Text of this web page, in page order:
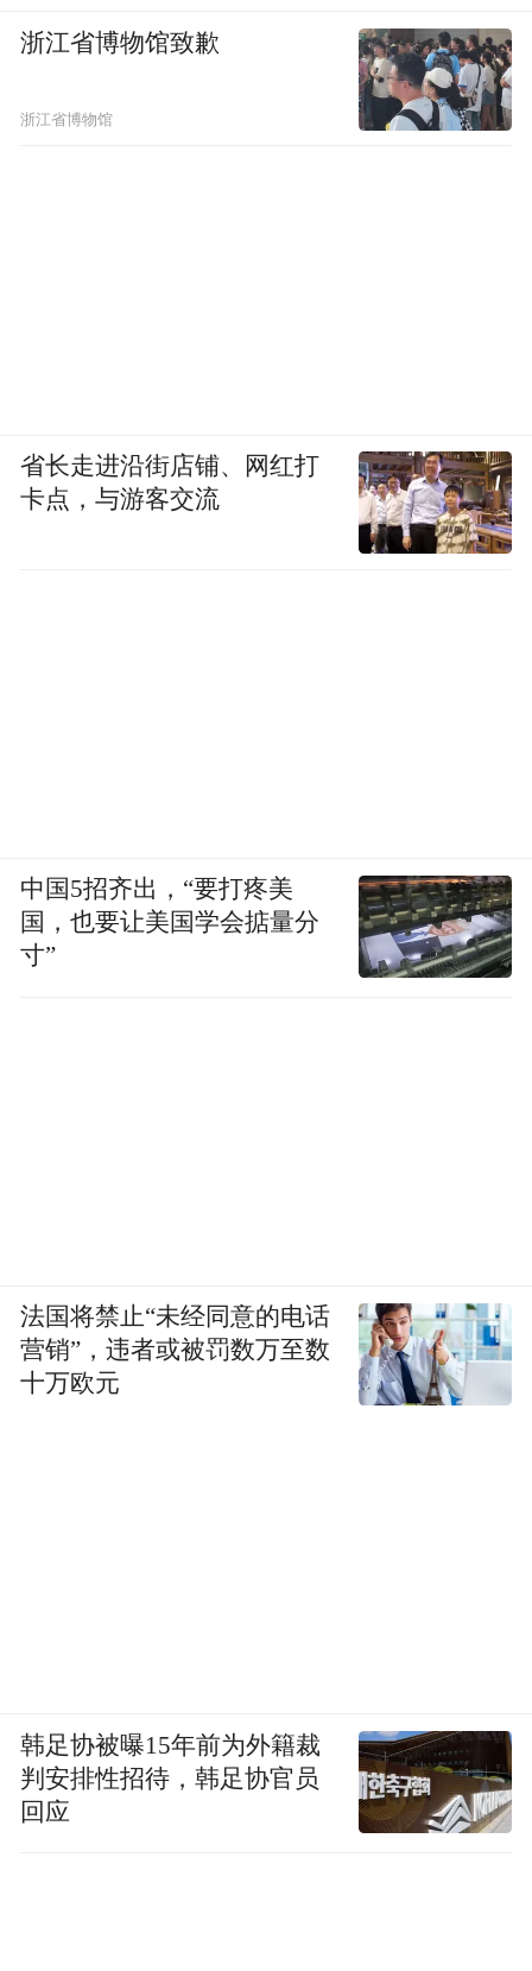
浙江省博物馆致歉
浙江省博物馆
省长走进沿街店铺、网红打
卡点，与游客交流
中国5招齐出，“要打疼美
国，也要让美国学会掂量分
寸”
法国将禁止“未经同意的电话
营销”，违者或被罚数万至数
十万欧元
韩足协被曝15年前为外籍裁
判安排性招待，韩足协官员
回应